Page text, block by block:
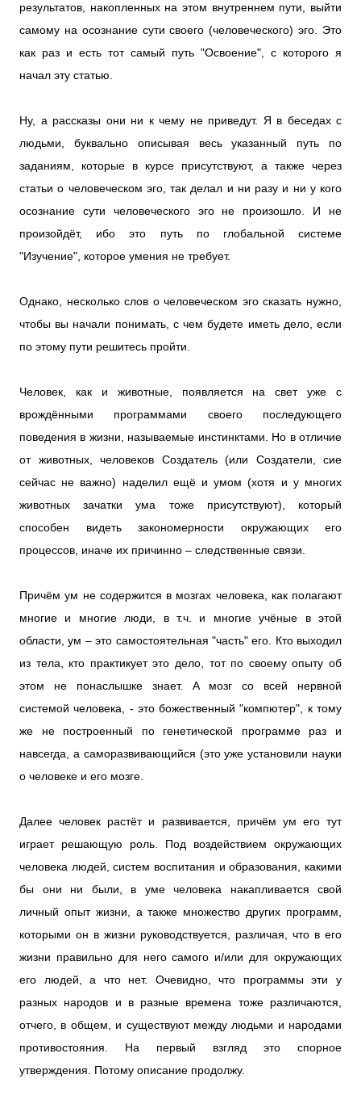
результатов, накопленных на этом внутреннем пути, выйти
самому на осознание сути своего (человеческого) эго. Это
как раз и есть тот самый путь "Освоение", с которого я
начал эту статью.
Ну, а рассказы они ни к чему не приведут. Я в беседах с
людьми, буквально описывая весь указанный путь по
заданиям, которые в курсе присутствуют, а также через
статьи о человеческом эго, так делал и ни разу и ни у кого
осознание сути человеческого эго не произошло. И не
произойдёт, ибо это путь по глобальной системе
"Изучение", которое умения не требует.
Однако, несколько слов о человеческом эго сказать нужно,
чтобы вы начали понимать, с чем будете иметь дело, если
по этому пути решитесь пройти.
Человек, как и животные, появляется на свет уже с
врождёнными программами своего последующего
поведения в жизни, называемые инстинктами. Но в отличие
от животных, человеков Создатель (или Создатели, сие
сейчас не важно) наделил ещё и умом (хотя и у многих
животных зачатки ума тоже присутствуют), который
способен видеть закономерности окружающих его
процессов, иначе их причинно – следственные связи.
Причём ум не содержится в мозгах человека, как полагают
многие и многие люди, в т.ч. и многие учёные в этой
области, ум – это самостоятельная "часть" его. Кто выходил
из тела, кто практикует это дело, тот по своему опыту об
этом не понаслышке знает. А мозг со всей нервной
системой человека, - это божественный "компютер", к тому
же не построенный по генетической программе раз и
навсегда, а саморазвивающийся (это уже установили науки
о человеке и его мозге.
Далее человек растёт и развивается, причём ум его тут
играет решающую роль. Под воздействием окружающих
человека людей, систем воспитания и образования, какими
бы они ни были, в уме человека накапливается свой
личный опыт жизни, а также множество других программ,
которыми он в жизни руководствуется, различая, что в его
жизни правильно для него самого и/или для окружающих
его людей, а что нет. Очевидно, что программы эти у
разных народов и в разные времена тоже различаются,
отчего, в общем, и существуют между людьми и народами
противостояния. На первый взгляд это спорное
утверждения. Потому описание продолжу.